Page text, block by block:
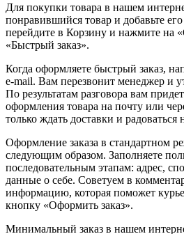
Для покупки товара в нашем
понравившийся товар и добавьте
перейдите в Корзину и нажмите на
«Быстрый заказ».
Когда оформляете быстрый заказ,
e-mail. Вам перезвонит менеджер и
По результатам разговора вам
оформления товара на почту или
только ждать доставки и радоваться
Оформление заказа в стандартном
следующим образом. Заполняете
последовательным этапам: адрес,
данные о себе. Советуем в
информацию, которая поможет
кнопку «Оформить заказ».
Минимальный заказ в нашем